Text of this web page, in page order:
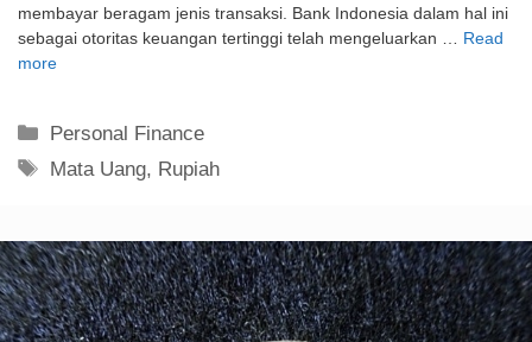
membayar beragam jenis transaksi. Bank Indonesia dalam hal ini
sebagai otoritas keuangan tertinggi telah mengeluarkan … Read
more
Kategori
Personal Finance
Tag
Mata Uang, Rupiah